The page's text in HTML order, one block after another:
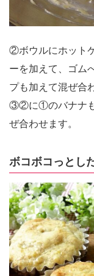
②ボウルにホット
ーを加えて、ゴム
プも加えて混ぜ合
③②に①のバナナも
ぜ合わせます。
ボコボコっとし